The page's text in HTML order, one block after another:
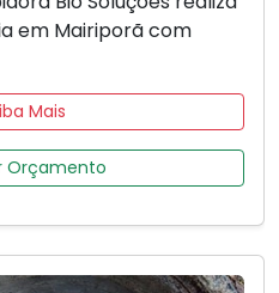
em Mairiporã com
Mais
Orçamento